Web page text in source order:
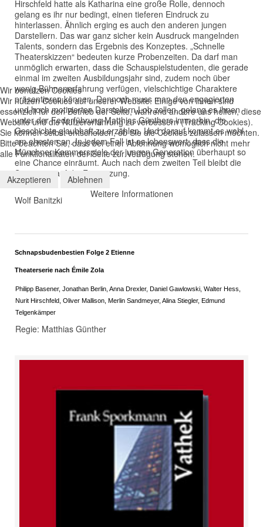
Hirschfeld hatte als Katharina eine große Rolle, dennoch
gelang es ihr nur bedingt, einen tieferen Eindruck zu
hinterlassen. Ähnlich erging es auch den anderen jungen
Darstellern. Das war ganz sicher kein Ausdruck mangelnden
Talents, sondern das Ergebnis des Konzeptes. „Schnelle
Theaterskizzen“ bedeuten kurze Probenzeiten. Da darf man
unmöglich erwarten, dass die Schauspielstudenten, die gerade
einmal im zweiten Ausbildungsjahr sind, zudem noch über
wenig Bühnenerfahrung verfügen, vielschichtige Charaktere
präsentieren können. Dennoch muss man den engagierten
und hoch motivierten Darstellern Lob zollen, gelang es ihnen
unter der Federführung Matthias Günthers immerhin, die
Geschichte glaubhaft zu erzählen. Und darauf kommt es wohl
am ehesten an. In jedem Fall ist es lobenswert, dass die
Münchner Kammerspiele der jungen Generation überhaupt so
eine Chance einräumt. Auch nach dem zweiten Teil bleibt die
Spannung auf die Fortsetzung.
Wolf Banitzki
Schnapsbudenbestien Folge 2 Etienne
Theaterserie nach Émile Zola
Philipp Basener, Jonathan Berlin, Anna Drexler, Daniel Gawlowski, Walter Hess,
Nurit Hirschfeld, Oliver Mallison, Merlin Sandmeyer, Alina Stiegler, Edmund
Telgenkämper
Regie: Matthias Günther
Wir benutzen Cookies
Wir nutzen Cookies auf unserer Website. Einige von ihnen sind
essenziell für den Betrieb der Seite, während andere uns helfen, diese
Website und die Nutzererfahrung zu verbessern (Tracking Cookies).
Sie können selbst entscheiden, ob Sie die Cookies zulassen möchten.
Bitte beachten Sie, dass bei einer Ablehnung womöglich nicht mehr
alle Funktionalitäten der Seite zur Verfügung stehen.
Akzeptieren
Ablehnen
Weitere Informationen